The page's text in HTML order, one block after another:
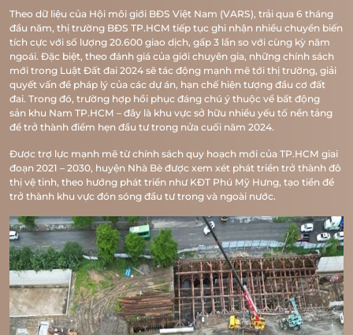
Theo dữ liệu của Hội môi giới BĐS Việt Nam (VARS), trải qua 6 tháng
đầu năm, thị trường BĐS TP.HCM tiếp tục ghi nhận nhiều chuyển biến
tích cực với số lượng 20.600 giao dịch, gấp 3 lần so với cùng kỳ năm
ngoái. Đặc biệt, theo đánh giá của giới chuyên gia, những chính sách
mới trong Luật Đất đai 2024 sẽ tác động mạnh mẽ tới thị trường, giải
quyết vấn đề pháp lý của các dự án, hạn chế hiện tượng đầu cơ đất
đai. Trong đó, trường hợp hồi phục đáng chú ý thuộc về bất động
sản khu Nam TP.HCM – đây là khu vực sở hữu nhiều yếu tố nền tảng
để trở thành điểm hẹn đầu tư trong nửa cuối năm 2024.
Được trợ lực mạnh mẽ từ chính sách quy hoạch mới của TP.HCM giai
đoạn 2021 – 2030, huyện Nhà Bè được xem xét phát triển trở thành đô
thị vệ tinh, theo hướng phát triển như KĐT Phú Mỹ Hưng, tạo tiền đề
trở thành khu vực đón sóng đầu tư trong và ngoài nước.